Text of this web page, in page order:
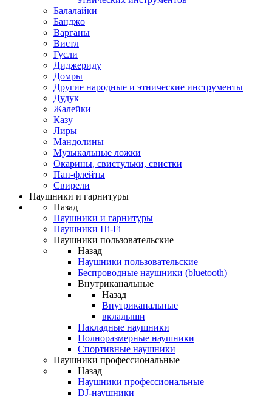
Балалайки
Банджо
Варганы
Вистл
Гусли
Диджериду
Домры
Другие народные и этнические инструменты
Дудук
Жалейки
Казу
Лиры
Мандолины
Музыкальные ложки
Окарины, свистульки, свистки
Пан-флейты
Свирели
Наушники и гарнитуры
Назад
Наушники и гарнитуры
Наушники Hi-Fi
Наушники пользовательские
Назад
Наушники пользовательские
Беспроводные наушники (bluetooth)
Внутриканальные
Назад
Внутриканальные
вкладыши
Накладные наушники
Полноразмерные наушники
Спортивные наушники
Наушники профессиональные
Назад
Наушники профессиональные
DJ-наушники